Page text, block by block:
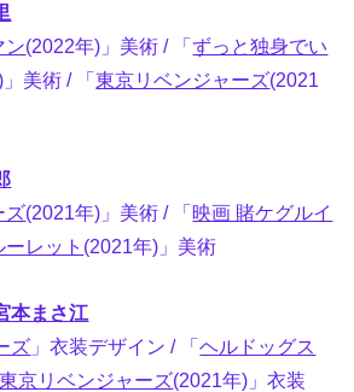
ン(2022年)」美術 / 「ずっと独身でい
美術 / 「東京リベンジャーズ(2021
ズ(2021年)」美術 / 「 映画 賭ケグルイ
レット (2021年)」美術
本まさ江
ズ 」衣装デザイン / 「ヘルドッグス
東京リベンジャーズ(2021年)」衣装